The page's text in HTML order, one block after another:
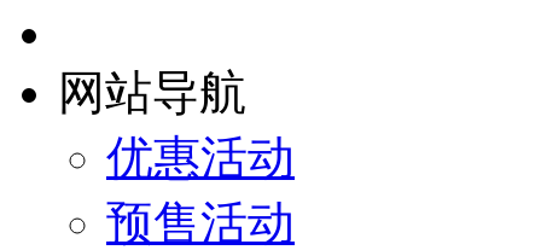
网站导航
优惠活动
预售活动